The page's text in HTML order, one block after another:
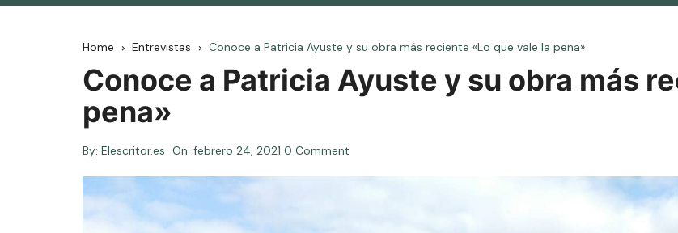
Home Entrevistas Conoce a Patricia Ayuste y su obra más reciente «Lo que vale la pena»
Conoce a Patricia Ayuste y su obra más
pena»
By: Elescritor.es On: febrero 24, 2021 0 Comment